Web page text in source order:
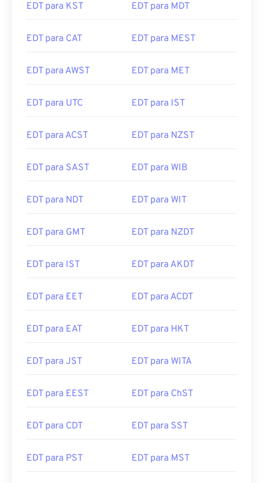
EDT para KST EDT para MDT
EDT para CAT EDT para MEST
EDT para AWST EDT para MET
EDT para UTC EDT para IST
EDT para ACST EDT para NZST
EDT para SAST EDT para WIB
EDT para NDT EDT para WIT
EDT para GMT EDT para NZDT
EDT para IST EDT para AKDT
EDT para EET EDT para ACDT
EDT para EAT EDT para HKT
EDT para JST EDT para WITA
EDT para EEST EDT para ChST
EDT para CDT EDT para SST
EDT para PST EDT para MST